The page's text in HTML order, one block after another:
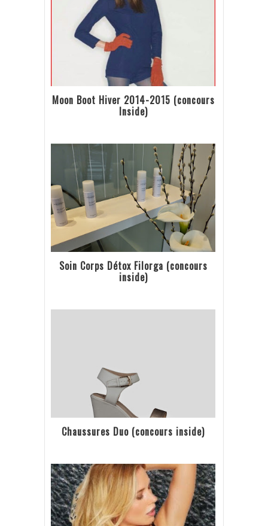
Moon Boot Hiver 2014-2015 (concours
Inside)
Soin Corps Détox Filorga (concours
inside)
Chaussures Duo (concours inside)